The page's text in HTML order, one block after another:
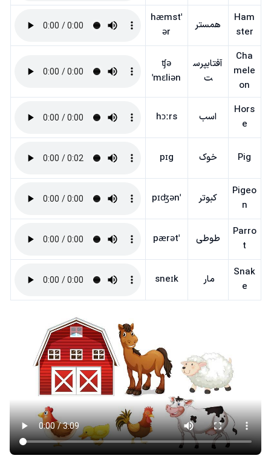
Ham
ster
همستر
ˈhæmst
ər
Cha
mele
on
آفتابپرس
ت
ʧə
ˈmɛliən
Hors
e
اسب hɔːrs
Pig خوک pɪg
Pigeo
n
کبوتر ˈpɪʤən
Parro
t
طوطی ˈpærət
Snak
e
مار sneɪk